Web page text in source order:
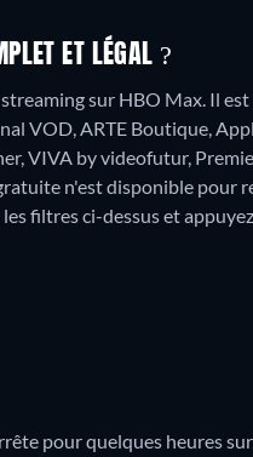
ET LÉGAL ?
sur HBO Max. Il
VOD, ARTE Boutique,
VIVA by videofutur,
n'est disponible pour
filtres ci-dessus et
pour quelques heures